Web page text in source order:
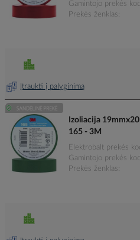
Gamintojo prekės
Prekės ženklas
Įtraukti į palyginimą
Izoliacija
165 - 3M
Elektrobalt prekės
Gamintojo prekės
Prekės ženklas